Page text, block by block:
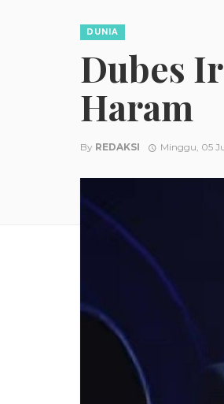
DUNIA
Dubes
Haram
By REDAKSI Minggu, 05